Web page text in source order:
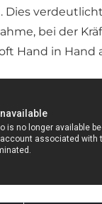
Dies
bei der
Hand in Hand